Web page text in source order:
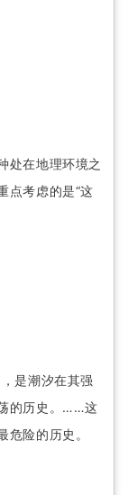
处在地理环境之
点考虑的是“这
是潮汐在其强
的历史。……这
险的历史。